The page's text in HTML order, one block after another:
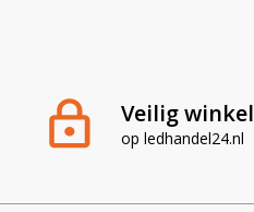
Veilig
op ledhandel24.nl